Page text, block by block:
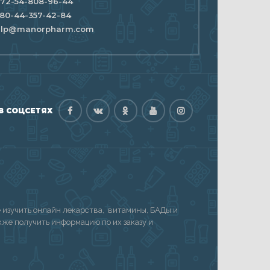
44-357-42-84
СОЦСЕТЯХ
онлайн лекарства, витамины, БАДы и
получить информацию по их заказу и